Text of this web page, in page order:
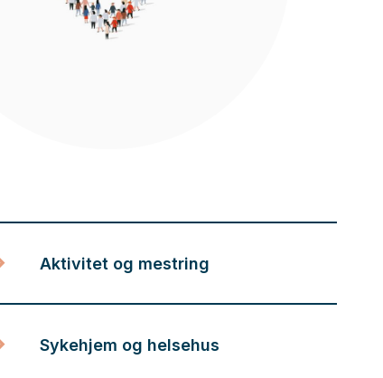
Aktivitet og mestring
Sykehjem og helsehus